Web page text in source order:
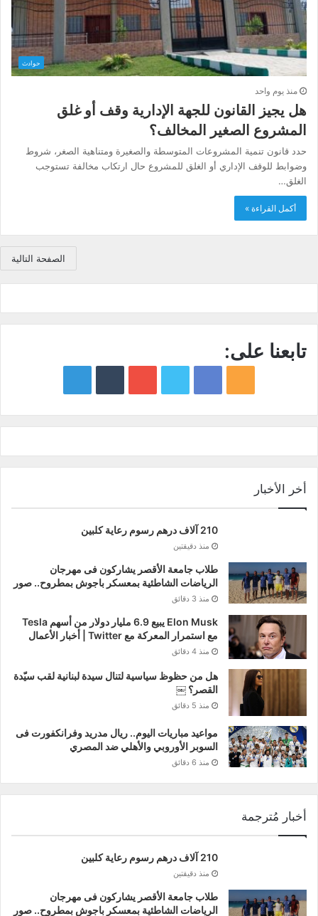
حوادث
منذ يوم واحد
هل يجيز القانون للجهة الإدارية وقف أو غلق
المشروع الصغير المخالف؟
حدد قانون تنمية المشروعات المتوسطة والصغيرة ومتناهية الصغر، شروط
وضوابط للوقف الإداري أو الغلق للمشروع حال ارتكاب مخالفة تستوجب
الغلق…
أكمل القراءة »
الصفحة التالية
تابعنا على:
أخر الأخبار
210 آلاف درهم رسوم رعاية كلبين
منذ دقيقتين
طلاب جامعة الأقصر يشاركون فى مهرجان
الرياضات الشاطئية بمعسكر باجوش بمطروح.. صور
منذ 3 دقائق
Elon Musk يبيع 6.9 مليار دولار من أسهم Tesla
مع استمرار المعركة مع Twitter | أخبار الأعمال
منذ 4 دقائق
هل من حظوظ سياسية لتنال سيدة لبنانية لقب سيّدة
القصر؟ ￼
منذ 5 دقائق
مواعيد مباريات اليوم.. ريال مدريد وفرانكفورت فى
السوبر الأوروبي والأهلي ضد المصري
منذ 6 دقائق
أخبار مُترجمة
210 آلاف درهم رسوم رعاية كلبين
منذ دقيقتين
طلاب جامعة الأقصر يشاركون فى مهرجان
الرياضات الشاطئية بمعسكر باجوش بمطروح.. صور